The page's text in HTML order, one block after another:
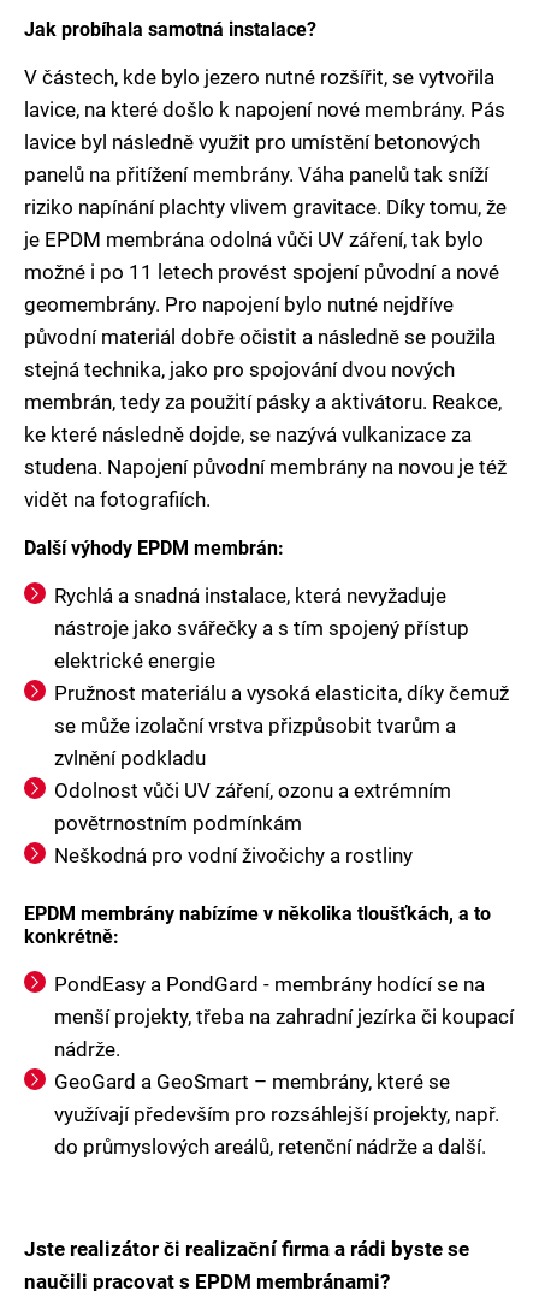
Jak probíhala samotná instalace?
V částech, kde bylo jezero nutné rozšířit, se vytvořila
lavice, na které došlo k napojení nové membrány. Pás
lavice byl následně využit pro umístění betonových
panelů na přitížení membrány. Váha panelů tak sníží
riziko napínání plachty vlivem gravitace. Díky tomu, že
je EPDM membrána odolná vůči UV záření, tak bylo
možné i po 11 letech provést spojení původní a nové
geomembrány. Pro napojení bylo nutné nejdříve
původní materiál dobře očistit a následně se použila
stejná technika, jako pro spojování dvou nových
membrán, tedy za použití pásky a aktivátoru. Reakce,
ke které následně dojde, se nazývá vulkanizace za
studena. Napojení původní membrány na novou je též
vidět na fotografiích.
Další výhody EPDM membrán:
Rychlá a snadná instalace, která nevyžaduje
nástroje jako svářečky a s tím spojený přístup
elektrické energie
Pružnost materiálu a vysoká elasticita, díky čemuž
se může izolační vrstva přizpůsobit tvarům a
zvlnění podkladu
Odolnost vůči UV záření, ozonu a extrémním
povětrnostním podmínkám
Neškodná pro vodní živočichy a rostliny
EPDM membrány nabízíme v několika tloušťkách, a to
konkrétně:
PondEasy a PondGard - membrány hodící se na
menší projekty, třeba na zahradní jezírka či koupací
nádrže.
GeoGard a GeoSmart – membrány, které se
využívají především pro rozsáhlejší projekty, např.
do průmyslových areálů, retenční nádrže a další.
Jste realizátor či realizační firma a rádi byste se
naučili pracovat s EPDM membránami?